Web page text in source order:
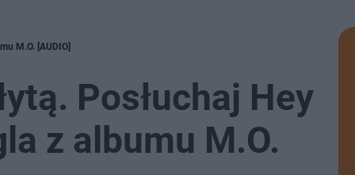
M.O. [AUDIO]
Posłuchaj Hey
z albumu M.O.